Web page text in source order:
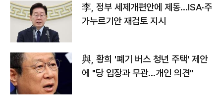
李, 정부 세제개편안에 제동…ISA·주
가누르기안 재검토 지시
與, 황희 '폐기 버스 청년 주택' 제안
에 "당 입장과 무관…개인 의견"